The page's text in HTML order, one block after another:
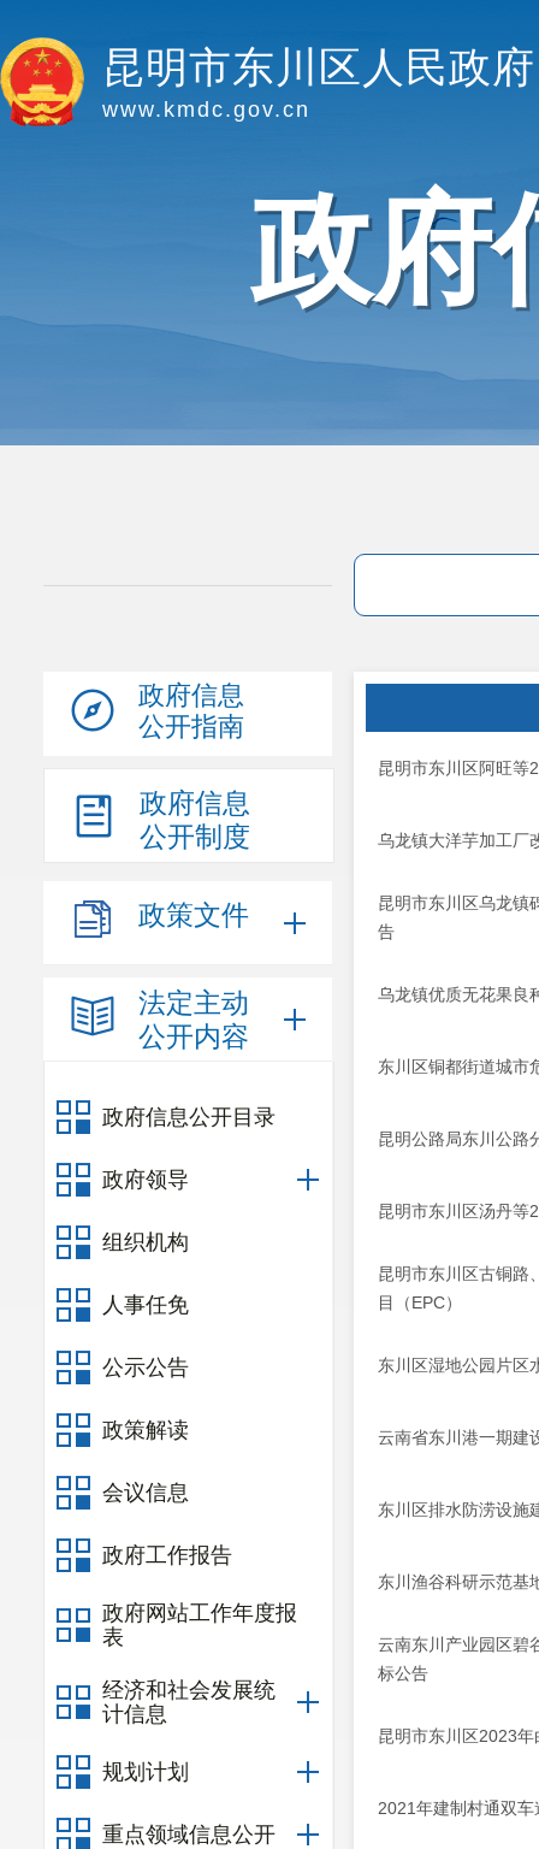
昆明市东川区人民政府
www.kmdc.gov.cn
政府
政府信息
公开指南
政府信息
公开制度
政策文件
法定主动
公开内容
政府信息公开目录
政府领导
组织机构
人事任免
公示公告
政策解读
会议信息
政府工作报告
政府网站工作年度报
表
经济和社会发展统
计信息
规划计划
重点领域信息公开
昆明市东川区阿旺等
乌龙镇大洋芋加工厂
昆明市东川区乌龙镇
告
乌龙镇优质无花果良
东川区铜都街道城市
昆明公路局东川公路
昆明市东川区汤丹等
昆明市东川区古铜
目（EPC）
东川区湿地公园片区
云南省东川港一期建
东川区排水防涝设施
东川渔谷科研示范基
云南东川产业园区碧
标公告
昆明市东川区2023
2021年建制村通双